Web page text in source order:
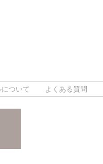
ついて よくある質問